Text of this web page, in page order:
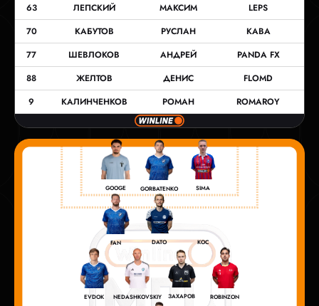
63
ЛЕПСКИЙ МАКСИМ
LEPS
70
КАБУТОВ РУСЛАН
KABA
77
ШЕВЛОКОВ АНДРЕЙ
PANDA FX
88
ЖЕЛТОВ ДЕНИС
FLOMD
9
КАЛИНЧЕНКОВ РОМАН ROMAROY
GOOGE GORBATENKO SIMA
FAN DATO КОС
EVDOK NEDASHKOVSKIY ЗАХАРОВ ROBINZON